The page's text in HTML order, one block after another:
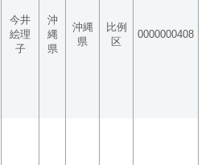
今井
絵理
子
沖
縄
県
沖縄
県
比例
区
0000000408